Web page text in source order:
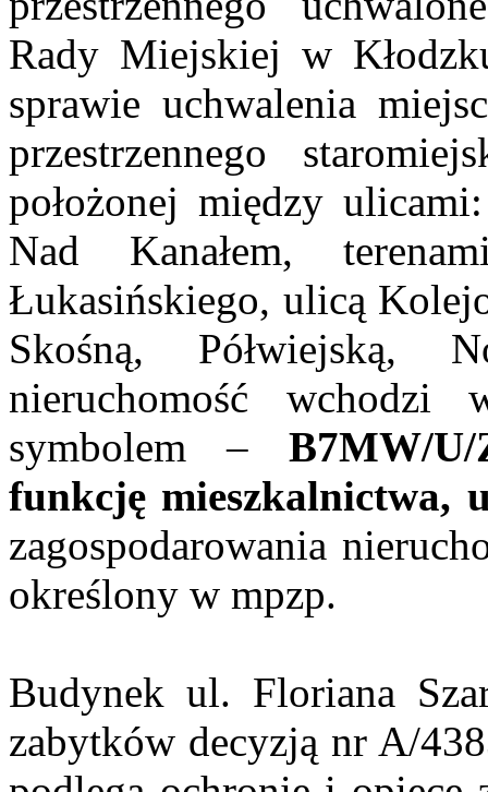
Rady Miejskiej w
sprawie uchwalenia
przestrzennego
położonej między
Nad Kanałem,
Łukasińskiego, ulicą
Skośną, Półwiejską,
nieruchomość wchodzi
symbolem – B7MW/
funkcję mieszkalnictwa,
zagospodarowania
określony w mpzp.
Budynek ul. Floriana
zabytków decyzją nr A/